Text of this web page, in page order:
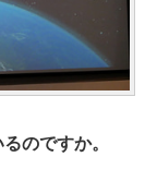
のですか。